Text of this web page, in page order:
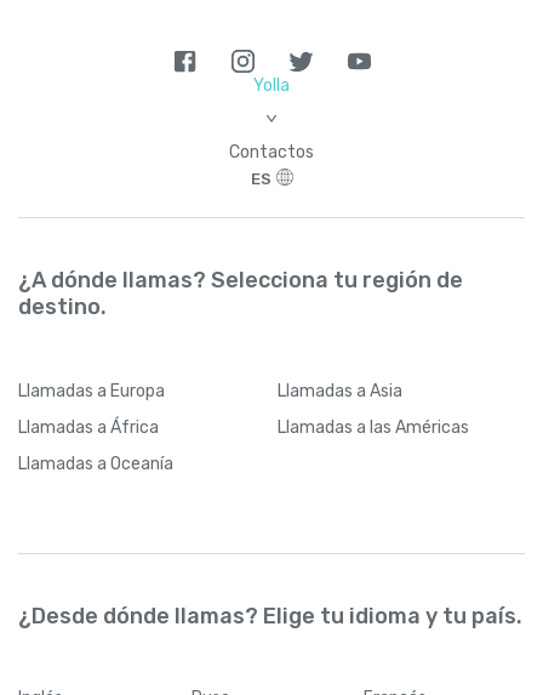
Yolla
>
Contactos
ES
¿A dónde llamas? Selecciona tu región de
destino.
Llamadas a Europa Llamadas a Asia
Llamadas a África Llamadas a las Américas
Llamadas a Oceanía
¿Desde dónde llamas? Elige tu idioma y tu país.